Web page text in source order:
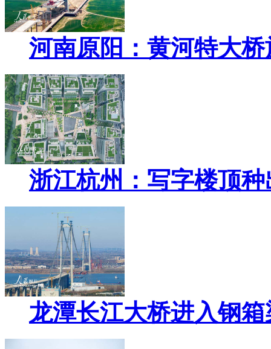
河南原阳：黄河特大
浙江杭州：写字楼顶
龙潭长江大桥进入钢